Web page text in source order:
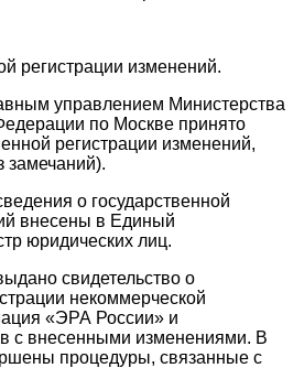
регистрации изменений.
управлением Министерства
по Москве принято
регистрации изменений,
замечаний).
о государственной
внесены в Единый
юридических лиц.
свидетельство о
некоммерческой
«ЭРА России» и
с внесенными изменениями. В
процедуры, связанные с